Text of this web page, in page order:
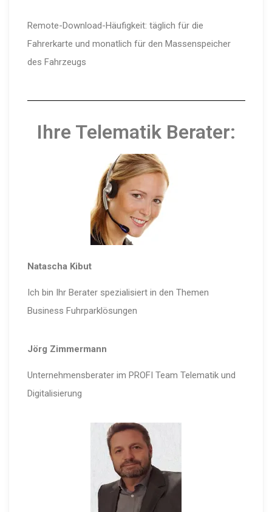
Remote-Download-Häufigkeit: täglich für die
Fahrerkarte und monatlich für den Massenspeicher
des Fahrzeugs
Ihre Telematik Berater:
Natascha Kibut
Ich bin Ihr Berater spezialisiert in den Themen
Business Fuhrparklösungen
Jörg Zimmermann
Unternehmensberater im PROFI Team Telematik und
Digitalisierung